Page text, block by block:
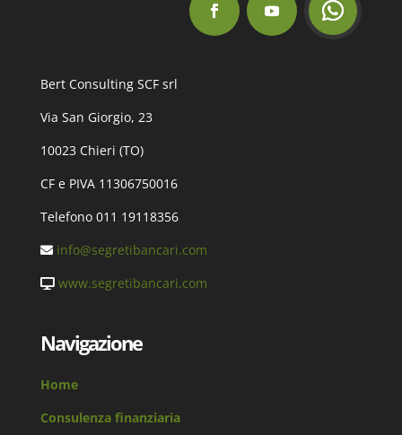
Bert Consulting SCF srl
Via San Giorgio, 23
10023 Chieri (TO)
CF e PIVA 11306750016
Telefono 011 19118356
info@segretibancari.com
www.segretibancari.com
Navigazione
Home
Consulenza finanziaria